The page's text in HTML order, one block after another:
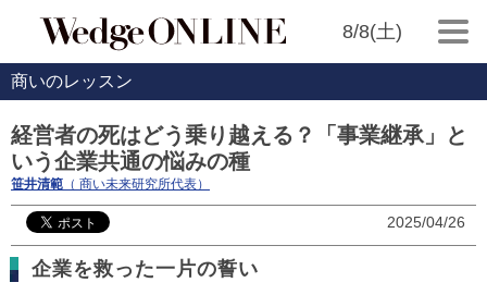
8/8(土)
商いのレッスン
経営者の死はどう乗り越える？「事業継承」と
いう企業共通の悩みの種
笹井清範 （ 商い未来研究所代表）
2025/04/26
企業を救った一片の誓い